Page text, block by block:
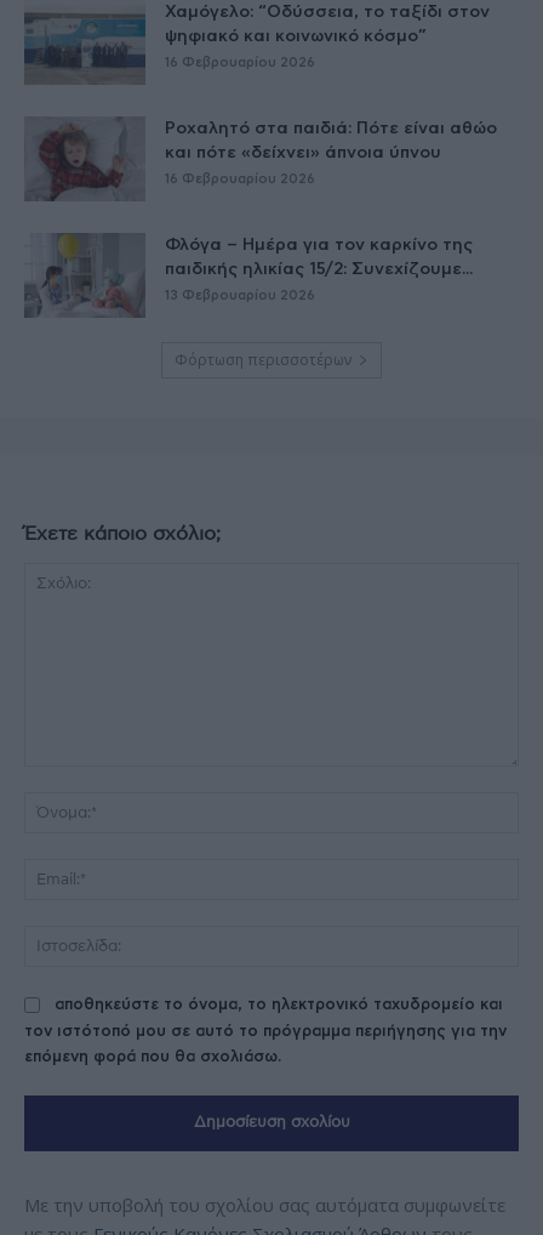
Χαμόγελο: “Οδύσσεια, το ταξίδι στον
ψηφιακό και κοινωνικό κόσμο”
16 Φεβρουαρίου 2026
Ροχαλητό στα παιδιά: Πότε είναι αθώο
και πότε «δείχνει» άπνοια ύπνου
16 Φεβρουαρίου 2026
Φλόγα – Ημέρα για τον καρκίνο της
παιδικής ηλικίας 15/2: Συνεχίζουμε...
13 Φεβρουαρίου 2026
Φόρτωση περισσοτέρων
Έχετε κάποιο σχόλιο;
αποθηκεύστε το όνομα, το ηλεκτρονικό ταχυδρομείο και
τον ιστότοπό μου σε αυτό το πρόγραμμα περιήγησης για την
επόμενη φορά που θα σχολιάσω.
Με την υποβολή του σχολίου σας αυτόματα συμφωνείτε